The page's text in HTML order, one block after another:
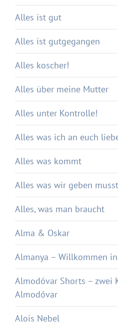
Alles ist gut
Alles ist gutgegangen
Alles koscher!
Alles über meine Mutter
Alles unter Kontrolle!
Alles was ich an euch
Alles was kommt
Alles was wir geben
Alles, was man braucht
Alma & Oskar
Almanya – Willkommen
Almodóvar Shorts – zwei
Almodóvar
Alois Nebel